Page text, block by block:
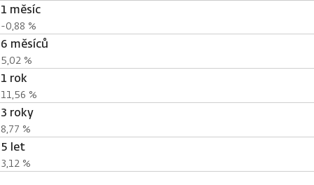
1 měsíc
-0,88 %
6 měsíců
5,02 %
1 rok
11,56 %
3 roky
8,77 %
5 let
3,12 %